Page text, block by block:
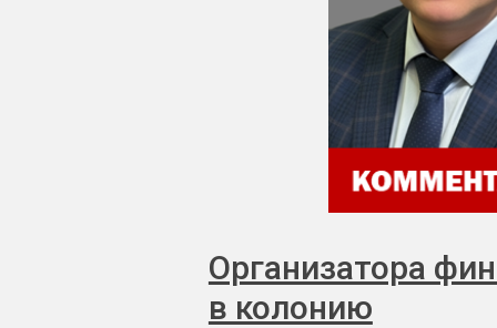
Организатора
в колонию